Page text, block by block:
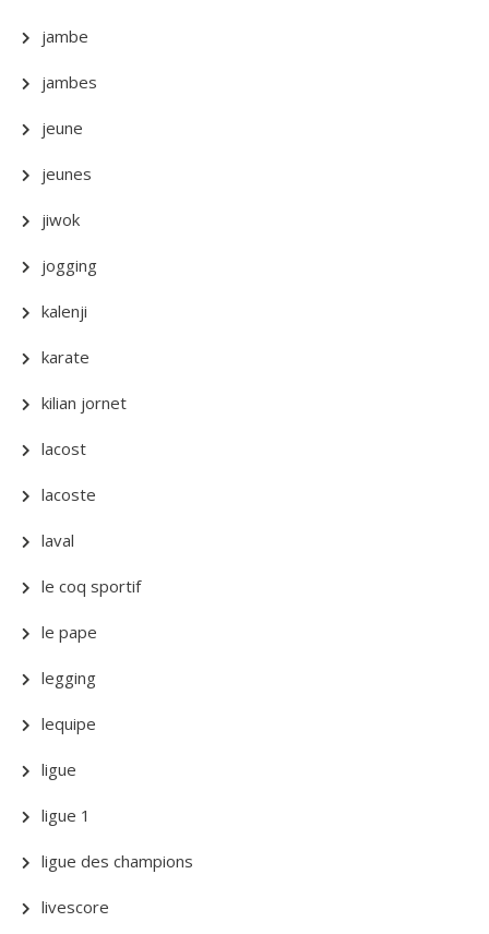
jambe
jambes
jeune
jeunes
jiwok
jogging
kalenji
karate
kilian jornet
lacost
lacoste
laval
le coq sportif
le pape
legging
lequipe
ligue
ligue 1
ligue des champions
livescore